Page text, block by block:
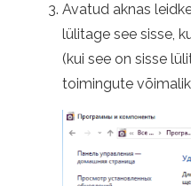
Avatud aknas
lülitage see sisse,
(kui see on sisse
toimingute